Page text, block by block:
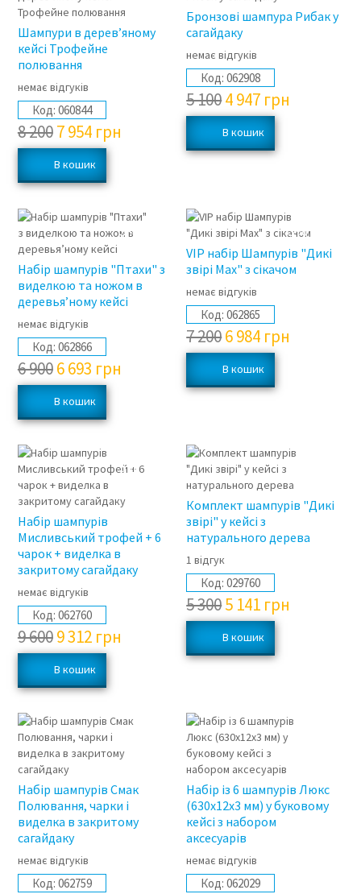
Шампури в дерев’яному
кейсі Трофейне
полювання
немає відгуків
Код: 060844
8 2007 954 грн
Бронзові шампура Рибак у
сагайдаку
немає відгуків
Код: 062908
5 1004 947 грн
3%
Набір шампурів "Птахи" з
виделкою та ножом в
деревья’ному кейсі
немає відгуків
Код: 062866
6 9006 693 грн
3%
VIP набір Шампурів "Дикі
звірі Max" з сікачом
немає відгуків
Код: 062865
7 2006 984 грн
3%
Набір шампурів
Мисливський трофей + 6
чарок + виделка в
закритому сагайдаку
немає відгуків
Код: 062760
9 6009 312 грн
Комплект шампурів "Дикі
звірі" у кейсі з
натурального дерева
1 відгук
Код: 029760
5 3005 141 грн
Набір шампурів Смак
Полювання, чарки і
виделка в закритому
сагайдаку
немає відгуків
Код: 062759
Набір із 6 шампурів Люкс
(630х12х3 мм) у буковому
кейсі з набором
аксесуарів
немає відгуків
Код: 062029